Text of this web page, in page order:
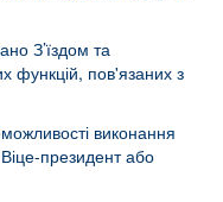
З’їздом та
функцій, пов'язаних з
виконання
президент або